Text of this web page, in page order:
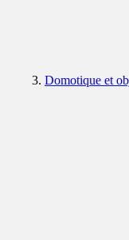
Domotique et